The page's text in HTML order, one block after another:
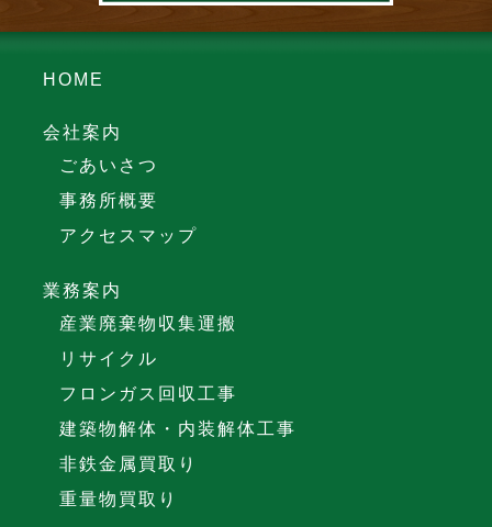
HOME
会社案内
ごあいさつ
事務所概要
アクセスマップ
業務案内
産業廃棄物収集運搬
リサイクル
フロンガス回収工事
建築物解体・内装解体工事
非鉄金属買取り
重量物買取り